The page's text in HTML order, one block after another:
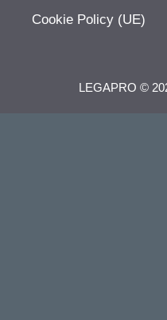
Cookie Policy (UE)
LEGAPRO ©